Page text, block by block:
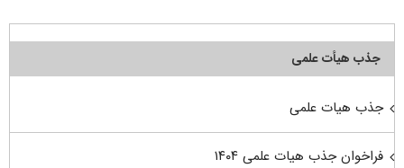
جذب هیأت علمی
جذب هیات علمی
فراخوان جذب هیات علمی ۱۴۰۴